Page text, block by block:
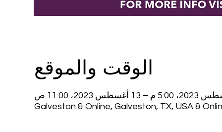
الوقت والموقع
Galveston & Online, Galveston, TX, USA &